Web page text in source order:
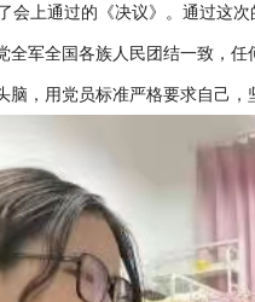
上通过的《决议》。通过这
军全国各族人民团结一致，
，用党员标准严格要求自己